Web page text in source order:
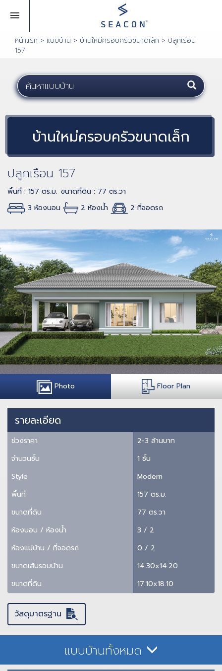
หน้าแรก > แบบบ้าน > บ้านใหม่ครอบครัวขนาดเล็ก > ปลูกเรือน
157
บ้านใหม่ครอบครัวขนาดเล็ก
ปลูกเรือน 157
พื้นที่ : 157 ตร.ม. ขนาดที่ดิน : 77 ตร.วา
3 ห้องนอน
2 ห้องน้ำ 2 ที่จอดรถ
Photo Floor Plan
รายละเอียด
ช่วงราคา
2-3 ล้านบาท
จำนวนชั้น
1 ชั้น
Style
Modern
พื้นที่
157 ตร.ม.
ขนาดที่ดิน
77 ตร.วา
ห้องนอน / ห้องน้ำ
3 / 2
ห้องแม่บ้าน / ที่จอดรถ
0 / 2
ขนาดเส้นรอบบ้าน
14.30x14.20
ขนาดที่ดิน
17.10x18.10
วัสดุมาตรฐาน
แบบบ้านทั้งหมด